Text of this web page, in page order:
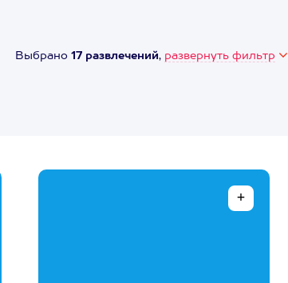
Выбрано 17 развлечений, развернуть фильтр